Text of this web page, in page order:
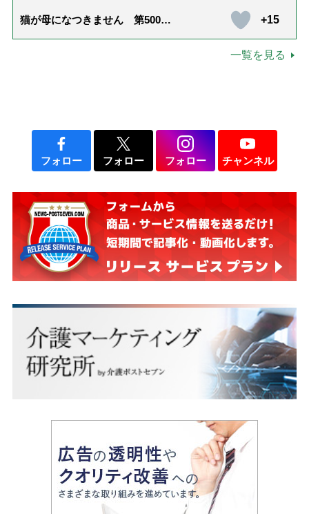
猫が母になつきません 第500話
+15
一覧を見る
フォロー フォロー フォロー チャンネル